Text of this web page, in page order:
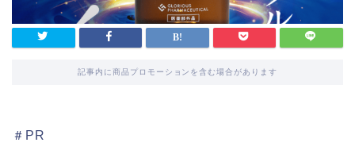
記事内に商品プロモーションを含む場合があります
＃PR